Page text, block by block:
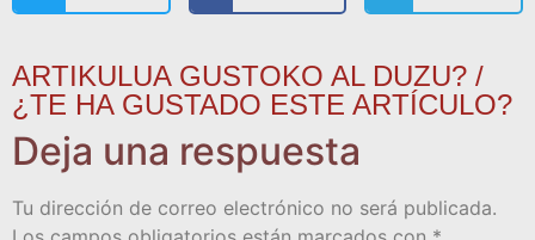
ARTIKULUA GUSTOKO AL DUZU? /
¿TE HA GUSTADO ESTE ARTÍCULO?
Deja una respuesta
Tu dirección de correo electrónico no será publicada.